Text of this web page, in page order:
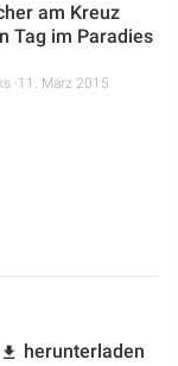
am Kreuz
Tag im Paradies
11. März 2015
herunterladen